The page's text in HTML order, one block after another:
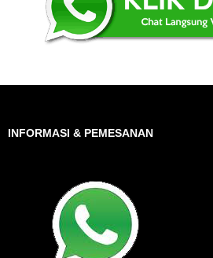
INFORMASI & PEMESANAN